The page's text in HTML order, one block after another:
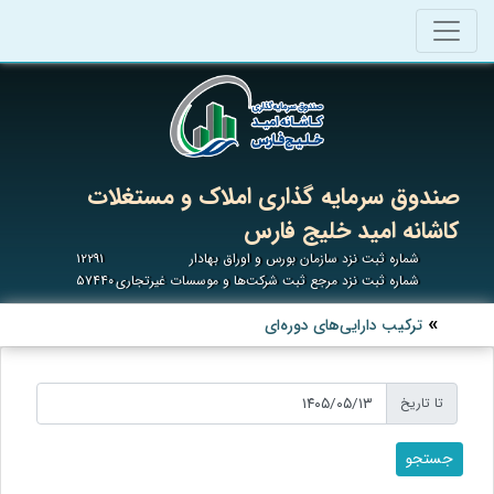
صندوق سرمایه گذاری املاک و مستغلات
کاشانه امید خلیج فارس
شماره ثبت نزد سازمان بورس و اوراق بهادار
۱۲۲۹۱
شماره ثبت نزد مرجع ثبت شرکت‌ها و موسسات غیرتجاری۵۷۴۴۰
ترکیب دارایی‌های دوره‌ای
تا تاریخ